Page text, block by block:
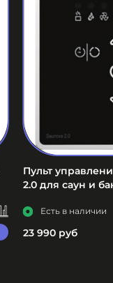
Пульт
2.0 для саун и
Есть в наличии
23 990 руб